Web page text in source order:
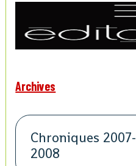
Archives
Chroniques 2007-
2008